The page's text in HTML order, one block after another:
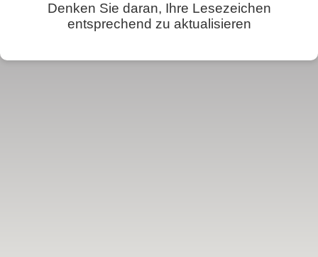
Denken Sie daran, Ihre Lesezeichen
entsprechend zu aktualisieren